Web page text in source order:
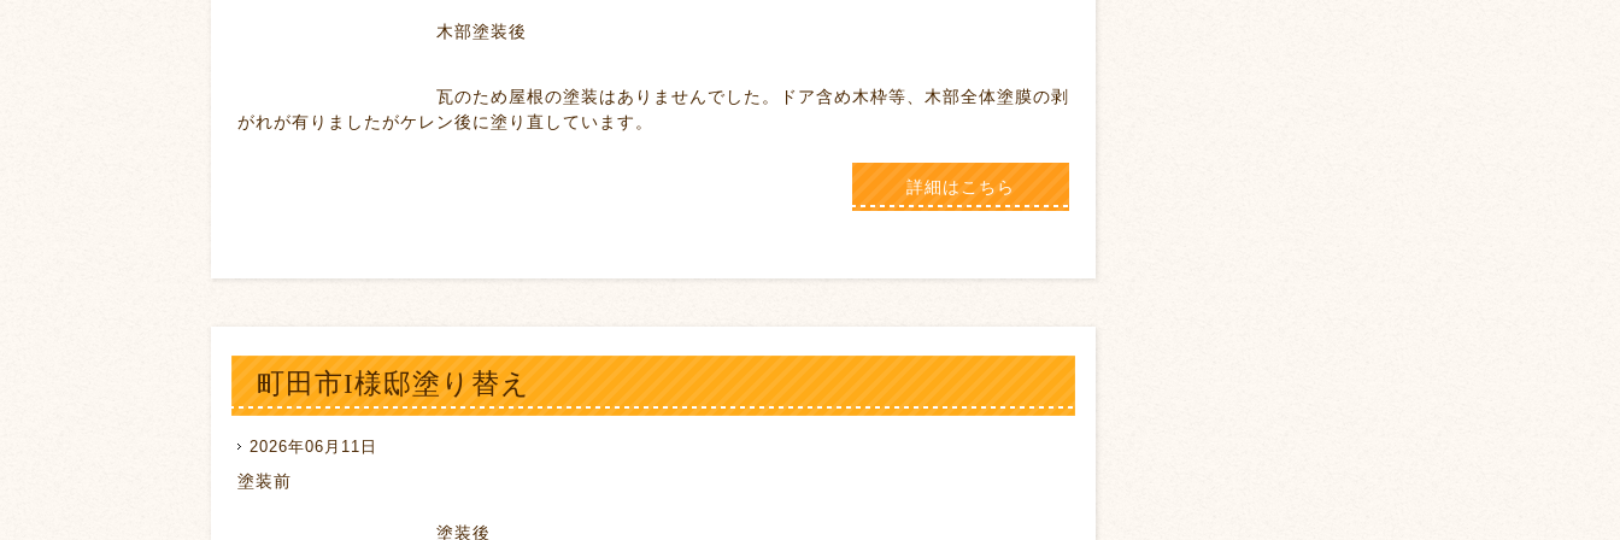
木部塗装後
瓦のため屋根の塗装はありませんでした。ドア含め木枠等、木部全体塗膜の剥
がれが有りましたがケレン後に塗り直しています。
詳細はこちら
町田市I様邸塗り替え
2026年06月11日
塗装前
塗装後